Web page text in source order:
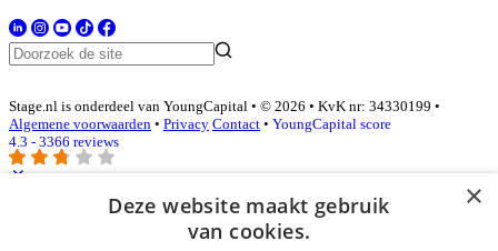
Stage.nl is onderdeel van YoungCapital • © 2026 • KvK nr: 34330199 •
Algemene voorwaarden • Privacy Contact • YoungCapital score
4.3 - 3366 reviews
Inloggen als bedrijf
×
Deze website maakt gebruik
van cookies.